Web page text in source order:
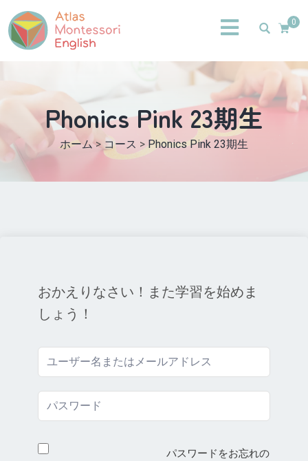
0
Phonics Pink 23期生
ホーム> コース > Phonics Pink 23期生
おかえりなさい！また学習を始めま
しょう！
パスワードをお忘れの